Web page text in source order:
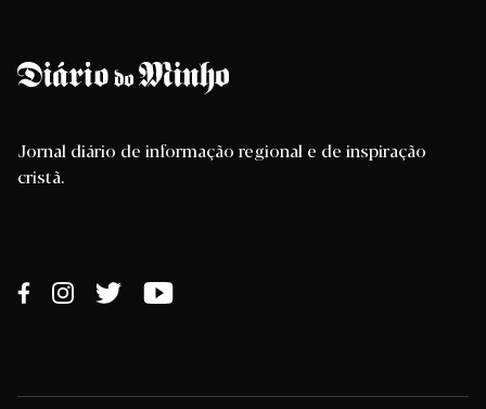
Jornal diário de informação regional e de inspiração
cristã.